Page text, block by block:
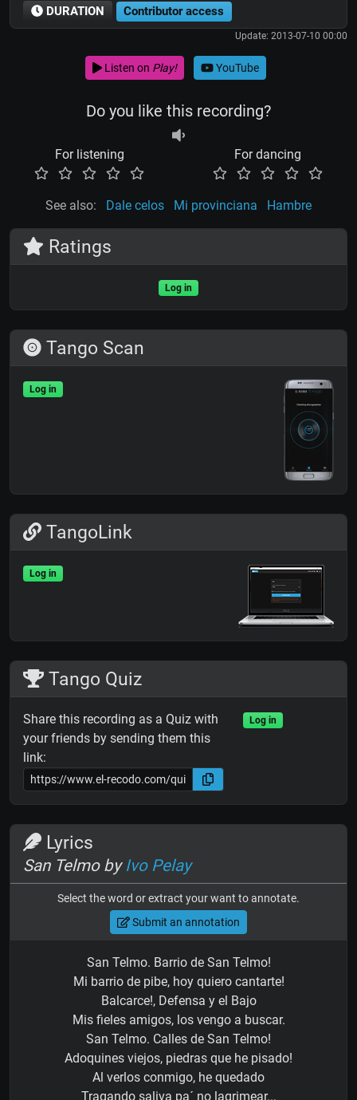
DURATION Contributor access
Update: 2013-07-10 00:00
Listen on Play! YouTube
Do you like this recording?
For listening For dancing
See also: Dale celos Mi provinciana Hambre
Ratings
Log in
Tango Scan
Log in
TangoLink
Log in
Tango Quiz
Share this recording as a Quiz with
your friends by sending them this
link:
Log in
Lyrics
San Telmo by Ivo Pelay
Select the word or extract your want to annotate.
Submit an annotation
San Telmo. Barrio de San Telmo!
Mi barrio de pibe, hoy quiero cantarte!
Balcarce!, Defensa y el Bajo
Mis fieles amigos, los vengo a buscar.
San Telmo. Calles de San Telmo!
Adoquines viejos, piedras que he pisado!
Al verlos conmigo, he quedado
Tragando saliva pa´ no lagrimear...